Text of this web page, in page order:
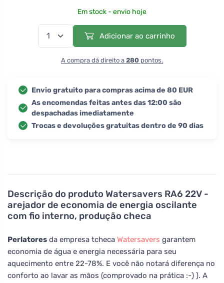
Descrição do produto Watersavers RA6 22V -
arejador de economia de energia oscilante
com fio interno, produção checa
Perlatores da empresa tcheca Watersavers garantem
economia de água e energia necessária para seu
aquecimento entre 22-78%. E você não notará diferença no
conforto ao lavar as mãos (comprovado na prática :-) ). A
Em stock - envio hoje
Adicionar ao carrinho
A compra dá direito a 280 pontos.
Envio gratuito para compras acima de 80 EUR
As encomendas feitas antes das 12:00 são
despachadas imediatamente
Trocas e devoluções gratuitas dentro de 90 dias